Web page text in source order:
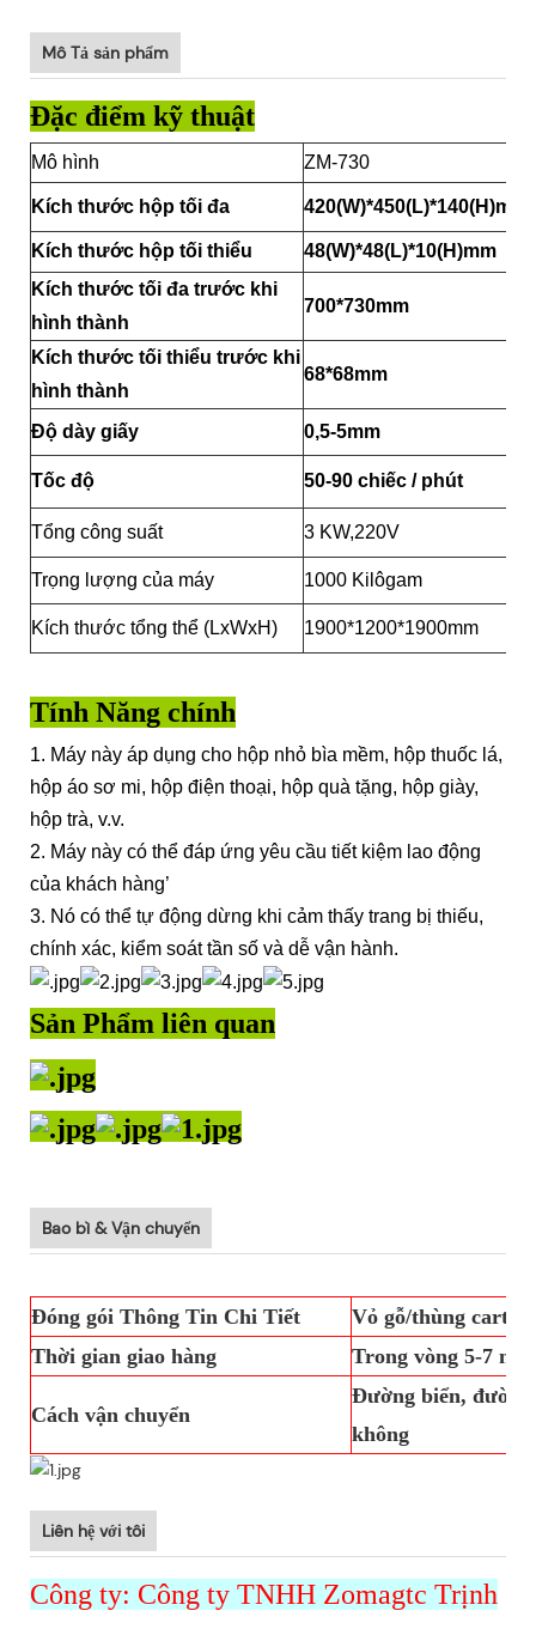
Mô Tả sản phẩm
Đặc điểm kỹ thuật
Mô hình ZM-730
Kích thước hộp tối đa 420(W)*450(L)*140(H)mm
Kích thước hộp tối thiểu
48(W)*48(L)*10(H)mm
Kích thước tối đa trước khi
hình thành
700*730mm
Kích thước tối thiểu trước khi
hình thành
68*68mm
Độ dày giấy 0,5-5mm
Tốc độ 50-90 chiếc / phút
Tổng công suất 3 KW,220V
Trọng lượng của máy 1000 Kilôgam
Kích thước tổng thể (LxWxH) 1900*1200*1900mm
Tính Năng chính
1. Máy này áp dụng cho hộp nhỏ bìa mềm, hộp thuốc lá,
hộp áo sơ mi, hộp điện thoại, hộp quà tặng, hộp giày,
hộp trà, v.v.
2. Máy này có thể đáp ứng yêu cầu tiết kiệm lao động
của khách hàng’
3. Nó có thể tự động dừng khi cảm thấy trang bị thiếu,
chính xác, kiểm soát tần số và dễ vận hành.
Sản Phẩm liên quan
Bao bì & Vận chuyển
Đóng gói Thông Tin Chi Tiết
Vỏ gỗ/thùng carton
Thời gian giao hàng
Trong vòng 5-7
Cách vận chuyển
Đường biển, đường
không
Liên hệ với tôi
Công ty: Công ty TNHH Zomagtc Trịnh